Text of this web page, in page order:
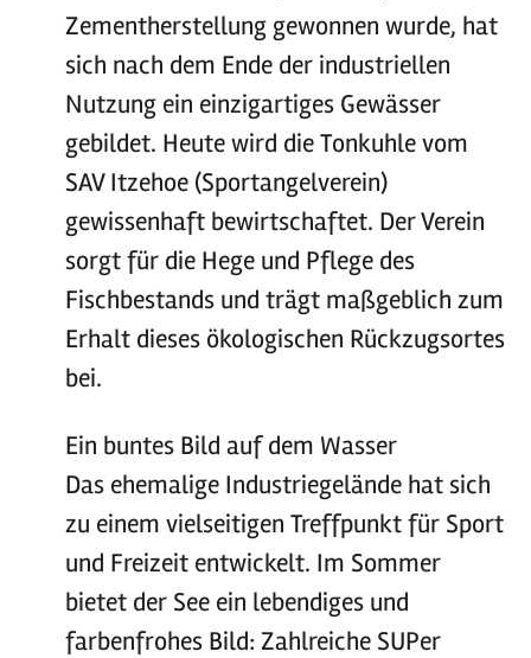
Zementherstellung gewonnen wurde, hat
sich nach dem Ende der industriellen
Nutzung ein einzigartiges Gewässer
gebildet. Heute wird die Tonkuhle vom
SAV Itzehoe (Sportangelverein)
gewissenhaft bewirtschaftet. Der Verein
sorgt für die Hege und Pflege des
Fischbestands und trägt maßgeblich zum
Erhalt dieses ökologischen Rückzugsortes
bei.
Ein buntes Bild auf dem Wasser
Das ehemalige Industriegelände hat sich
zu einem vielseitigen Treffpunkt für Sport
und Freizeit entwickelt. Im Sommer
bietet der See ein lebendiges und
farbenfrohes Bild: Zahlreiche SUPer